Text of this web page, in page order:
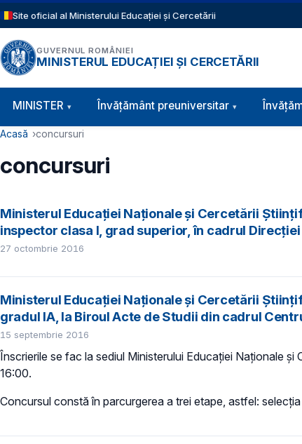
Sari la conținutul principal
Site oficial al Ministerului Educației și Cercetării
GUVERNUL ROMÂNIEI
MINISTERUL EDUCAȚIEI ȘI CERCETĂRII
Navigație principală
MINISTER Învăţământ preuniversitar
Cale de navigare
Acasă concursuri
concursuri
Ministerul Educației Naționale și Cercetării
inspector clasa I, grad superior, în cadrul
27 octombrie 2016
Ministerul Educației Naționale şi Cercetării
gradul IA, la Biroul Acte de Studii din cadrul
15 septembrie 2016
Înscrierile se fac la sediul Ministerului Educației Naționale
16:00.
Concursul constă în parcurgerea a trei etape, astfel: